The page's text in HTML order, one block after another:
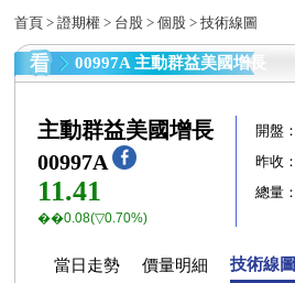
首頁 > 證期權 > 台股 > 個股 > 技術線圖
00997A 主動群益美國增長
主動群益美國增長
00997A
11.41
��0.08(▽0.70%)
開盤：
昨收：
總量：
當日走勢 價量明細 技術線圖